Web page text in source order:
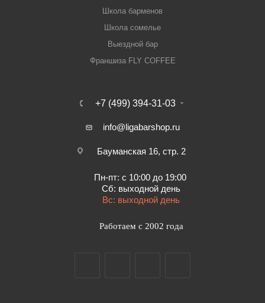
Школа барменов
Школа сомелье
Выездной бар
Франшиза FLY COFFEE
+7 (499) 394-31-03
info@ligabarshop.ru
Бауманская 16, стр. 2
Пн-пт: с 10:00 до 19:00
Сб: выходной день
Вс: выходной день
Работаем с 2002 года